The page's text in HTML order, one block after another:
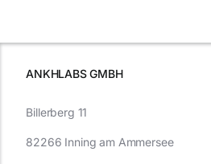
müssen
ANKHLABS GMBH
Billerberg 11
82266 Inning am Ammersee